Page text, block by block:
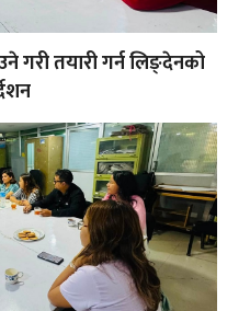
गरी तयारी गर्न लिङ्देनको